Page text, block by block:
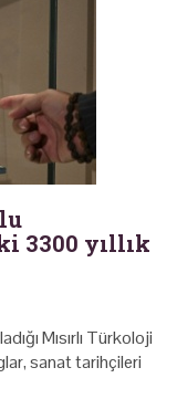
3300 yıllık
Mısırlı Türkoloji
sanat tarihçileri